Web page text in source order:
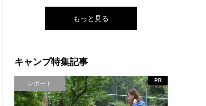
もっと見る
キャンプ特集記事
レポート PR